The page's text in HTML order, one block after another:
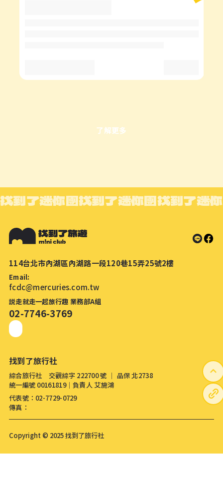
了解更多
找到了迷你團找到了迷你團找到了迷
114台北市內湖區內湖路一段120巷15弄25號2樓
Email:
fcdc@mercuries.com.tw
説走就走一起旅行趣 業務部A組
02-7746-3769
找到了旅行社
綜合旅行社 交觀綜字 222700 號 │ 品保 北2738
統一編號 00161819│負責人 艾施鴻
代表號：02-7729-0729
傳真：
Copyright © 2025 找到了旅行社